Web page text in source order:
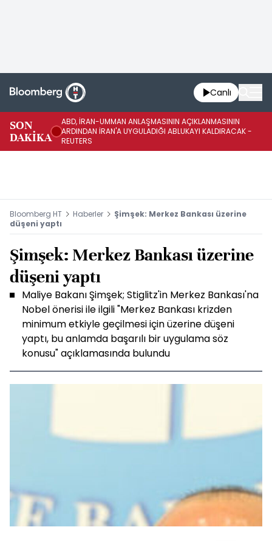
Canlı
SON
DAKİKA
ABD, İRAN-UMMAN ANLAŞMASININ AÇIKLANMASININ
ARDINDAN İRAN'A UYGULADIĞI ABLUKAYI KALDIRACAK -
REUTERS
Bloomberg HT Haberler
Şimşek: Merkez Bankası üzerine
düşeni yaptı
Şimşek: Merkez Bankası üzerine
düşeni yaptı
Maliye Bakanı Şimşek; Stiglitz'in Merkez Bankası'na
Nobel önerisi ile ilgili "Merkez Bankası krizden
minimum etkiyle geçilmesi için üzerine düşeni
yaptı, bu anlamda başarılı bir uygulama söz
konusu" açıklamasında bulundu